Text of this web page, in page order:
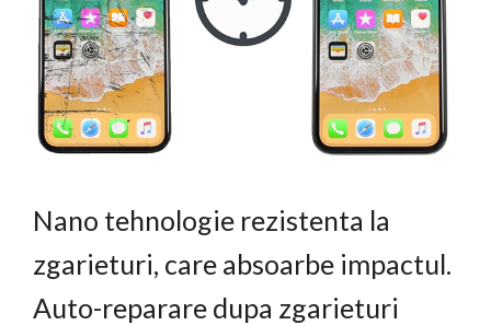
Nano tehnologie rezistenta la
zgarieturi, care absoarbe impactul.
Auto-reparare dupa zgarieturi